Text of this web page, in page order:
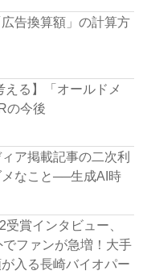
広告換算額」の計算方
える】「オールドメ
の今後
ア掲載記事の二次利
なこと──生成AI時
賞インタビュー、
ファンが急増！大手
入る長崎バイオパー